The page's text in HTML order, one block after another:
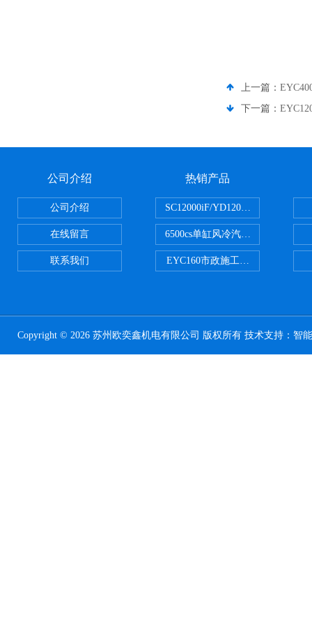
上一篇：
下一篇：
公司介绍
公司介绍
在线留言
联系我们
热销产品
SC12000iF/YD12000大疆T30用
6500cs单缸风冷汽油发电机小型
EYC160市政施工用路面切割机配
Copyright © 2026 苏州欧奕鑫机电有限公司 版权所有 技术支持： 智